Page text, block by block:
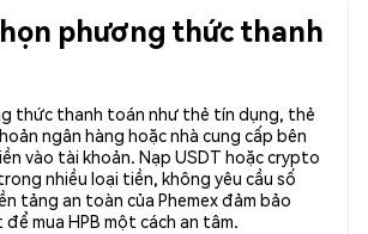
phương thức thanh
thức thanh toán như thẻ tín dụng, thẻ
ngân hàng hoặc nhà cung cấp bên
vào tài khoản. Nạp USDT hoặc crypto
nhiều loại tiền, không yêu cầu số
tảng an toàn của Phemex đảm bảo
mua HPB một cách an tâm.